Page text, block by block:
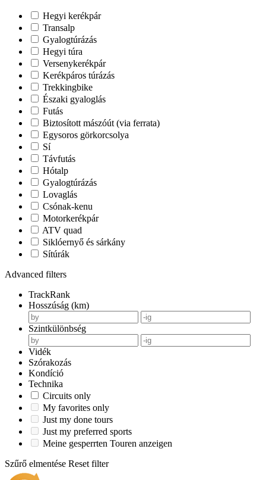
Hegyi kerékpár
Transalp
Gyalogtúrázás
Hegyi túra
Versenykerékpár
Kerékpáros túrázás
Trekkingbike
Északi gyaloglás
Futás
Biztosított mászóút (via ferrata)
Egysoros görkorcsolya
Sí
Távfutás
Hótalp
Gyalogtúrázás
Lovaglás
Csónak-kenu
Motorkerékpár
ATV quad
Siklóernyő és sárkány
Sítúrák
Advanced filters
TrackRank
Hosszúság (km)
Szintkülönbség
Vidék
Szórakozás
Kondíció
Technika
Circuits only
My favorites only
Just my done tours
Just my preferred sports
Meine gesperrten Touren anzeigen
Szűrő elmentése Reset filter